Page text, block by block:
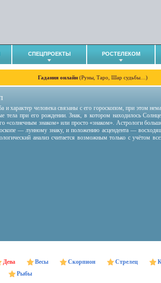
СПЕЦПРОЕКТЫ РОСТЕЛЕКОМ
Гадания онлайн (Руны, Таро, Шар судьбы…)
и характер человека связаны с его гороскопом, при этом
тела при его рождении. Знак, в котором находилось
«солнечным знаком» или просто «знаком». Астрологи
— лунному знаку, и положению асцендента —
анализ считается возможным только с учётом
Дева Весы Скорпион Стрелец
Рыбы